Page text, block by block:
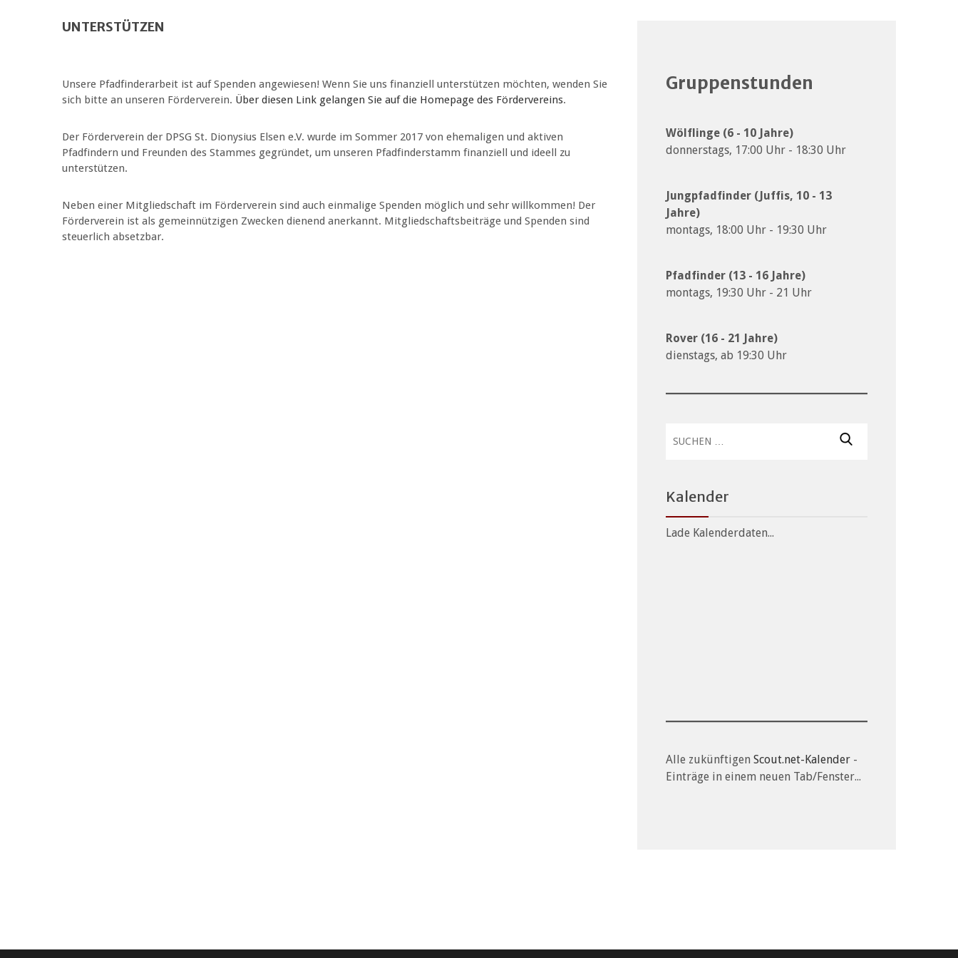
UNTERSTÜTZEN
Unsere Pfadfinderarbeit ist auf Spenden angewiesen! Wenn Sie uns finanziell unterstützen möchten, wenden Sie
sich bitte an unseren Förderverein. Über diesen Link gelangen Sie auf die Homepage des Fördervereins.
Der Förderverein der DPSG St. Dionysius Elsen e.V. wurde im Sommer 2017 von ehemaligen und aktiven
Pfadfindern und Freunden des Stammes gegründet, um unseren Pfadfinderstamm finanziell und ideell zu
unterstützen.
Neben einer Mitgliedschaft im Förderverein sind auch einmalige Spenden möglich und sehr willkommen! Der
Förderverein ist als gemeinnützigen Zwecken dienend anerkannt. Mitgliedschaftsbeiträge und Spenden sind
steuerlich absetzbar.
Gruppenstunden
Wölflinge (6 - 10 Jahre)
donnerstags, 17:00 Uhr - 18:30 Uhr
Jungpfadfinder (Juffis, 10 - 13
Jahre)
montags, 18:00 Uhr - 19:30 Uhr
Pfadfinder (13 - 16 Jahre)
montags, 19:30 Uhr - 21 Uhr
Rover (16 - 21 Jahre)
dienstags, ab 19:30 Uhr
nach:
Kalender
Lade Kalenderdaten...
Alle zukünftigenScout.net-Kalender -
Einträge in einem neuen Tab/Fenster...